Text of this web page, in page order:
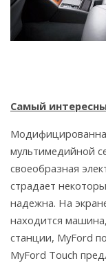
Самый
мультимедийной
своеобразная
страдает
надежна. На
находится
станции, MyFord
MyFord Touch